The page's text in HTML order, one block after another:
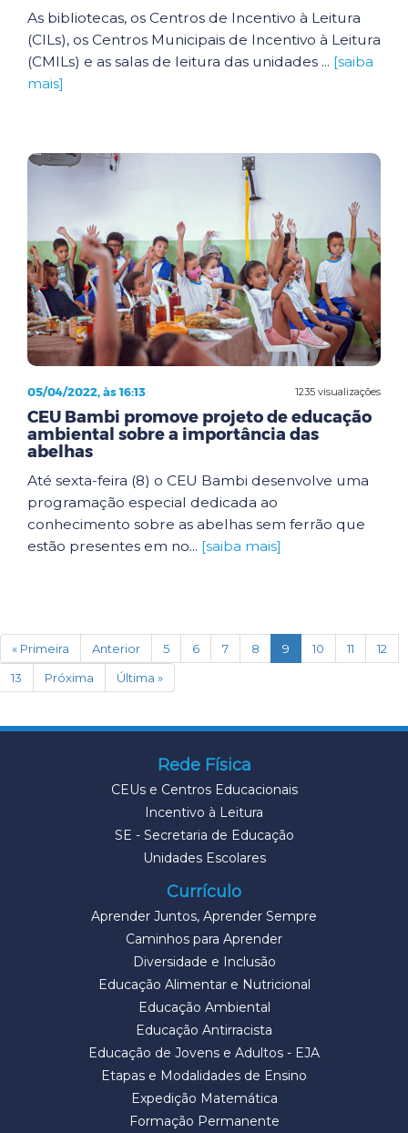
As bibliotecas, os Centros de Incentivo à Leitura
(CILs), os Centros Municipais de Incentivo à Leitura
(CMILs) e as salas de leitura das unidades ... [saiba
mais]
1235 visualizações
05/04/2022, às 16:13
CEU Bambi promove projeto de educação
ambiental sobre a importância das
abelhas
Até sexta-feira (8) o CEU Bambi desenvolve uma
programação especial dedicada ao
conhecimento sobre as abelhas sem ferrão que
estão presentes em no... [saiba mais]
« Primeira Anterior 5 6 7 8 9 (current)
10 11
12
13
Próxima Última »
Rede Física
CEUs e Centros Educacionais
Incentivo à Leitura
SE - Secretaria de Educação
Unidades Escolares
Currículo
Aprender Juntos, Aprender Sempre
Caminhos para Aprender
Diversidade e Inclusão
Educação Alimentar e Nutricional
Educação Ambiental
Educação Antirracista
Educação de Jovens e Adultos - EJA
Etapas e Modalidades de Ensino
Expedição Matemática
Formação Permanente